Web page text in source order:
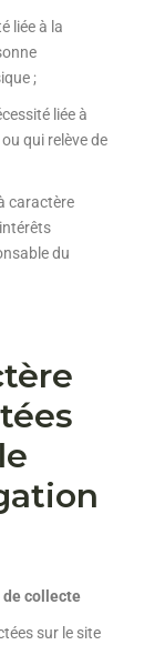
liée à la
;
liée à
qui relève de
caractère
du
de collecte
sur le site